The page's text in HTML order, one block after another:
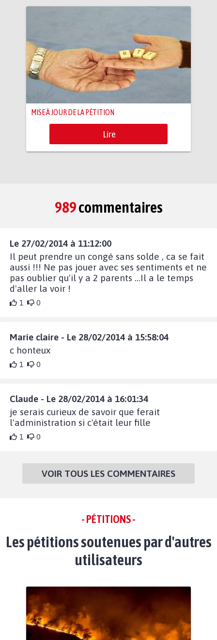
MISE À JOUR DE LA PÉTITION
Lire
989commentaires
Le 27/02/2014 à 11:12:00
Il peut prendre un congé sans solde , ca se fait
aussi !!! Ne pas jouer avec ses sentiments et ne
pas oublier qu'il y a 2 parents ...Il a le temps
d'aller la voir !
1 0
Marie claire - Le 28/02/2014 à 15:58:04
c honteux
1 0
Claude - Le 28/02/2014 à 16:01:34
je serais curieux de savoir que ferait
l'administration si c'était leur fille
1 0
VOIR TOUS LES COMMENTAIRES
- PÉTITIONS -
Les pétitions soutenues par d'autres
utilisateurs